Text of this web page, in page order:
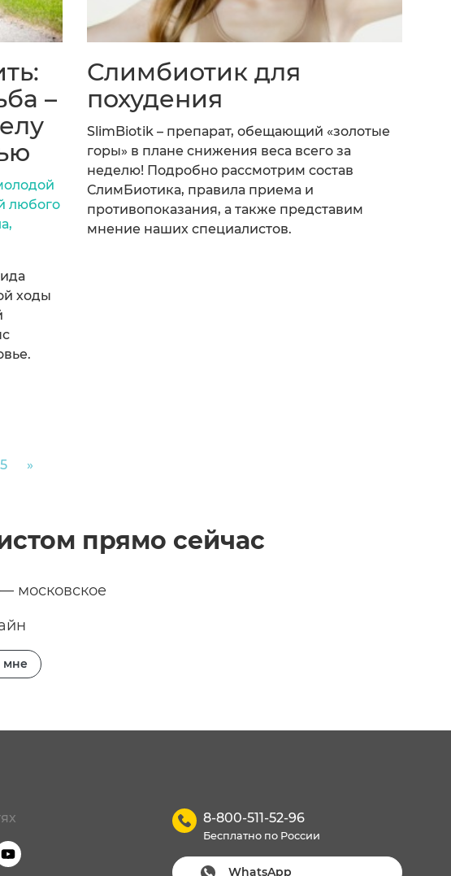
–
любого
ходы
Слимбиотик для
похудения
SlimBiotik – препарат, обещающий «золотые
горы» в плане снижения веса всего за
неделю! Подробно рассмотрим состав
СлимБиотика, правила приема и
противопоказания, а также представим
мнение наших специалистов.
»
прямо сейчас
московское
мне
8-800-511-52-96
Бесплатно по России
WhatsApp